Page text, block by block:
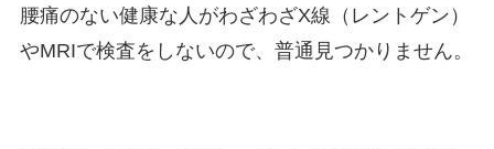
腰痛のない健康な人がわざわざX線（レントゲン）
やMRIで検査をしないので、普通見つかりません。